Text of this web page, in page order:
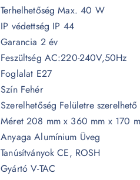
Terhelhetőség Max. 40 W
IP védettség IP 44
Garancia 2 év
Feszültség AC:220-240V,50Hz
Foglalat E27
Szín Fehér
Szerelhetőség Felületre szerelhető
Méret 208 mm x 360 mm x 170
Anyaga Alumínium Üveg
Tanúsítványok CE, ROSH
Gyártó V-TAC